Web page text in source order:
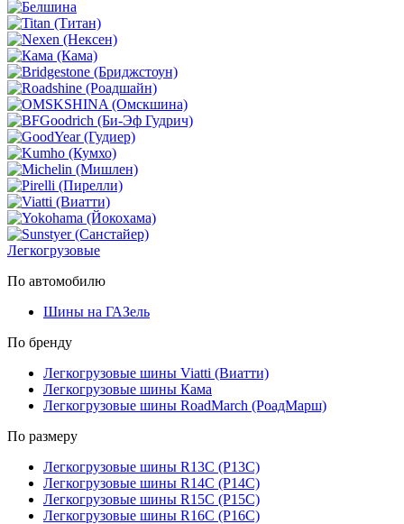
Легкогрузовые
По автомобилю
Шины на ГАЗель
По бренду
Легкогрузовые шины Viatti (Виатти)
Легкогрузовые шины Кама
Легкогрузовые шины RoadMarch (РоадМарш)
По размеру
Легкогрузовые шины R13C (Р13С)
Легкогрузовые шины R14C (Р14С)
Легкогрузовые шины R15C (Р15С)
Легкогрузовые шины R16C (Р16С)